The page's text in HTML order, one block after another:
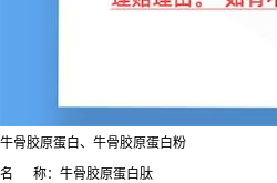
牛骨胶原蛋白、牛骨胶原蛋白粉
名 称：牛骨胶原蛋白肽